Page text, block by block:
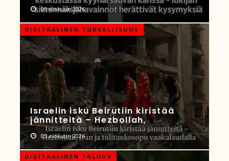
05 elokuun 2026
DIGITAALINEN TURVALLISUUS
Israelin isku Beirutiin kiristää
jännitteitä – Hezbollah,
05 elokuun 2026
DIGITAALINEN TALOUS